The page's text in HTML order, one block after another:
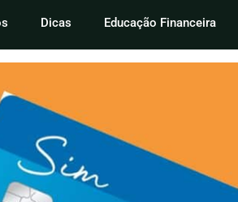
Dicas Educação Financeira